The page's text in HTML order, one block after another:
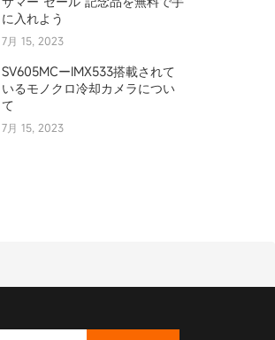
に入れよう
7月 15, 2023
SV605MCーIMX533搭載されて
いるモノクロ冷却カメラについ
て
7月 15, 2023
ーサー